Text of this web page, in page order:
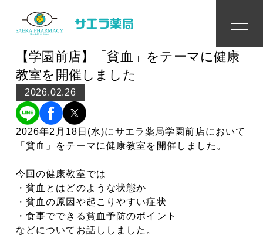
Topics
トピックス
【学園前店】「貧血」をテーマに健康
教室を開催しました
2026.02.26
2026年2月18日(水)にサエラ薬局学園前店において
「貧血」をテーマに健康教室を開催しました。
今回の健康教室では
・貧血とはどのような状態か
・貧血の原因や起こりやすい症状
・食事でできる貧血予防のポイント
などについてお話ししました。